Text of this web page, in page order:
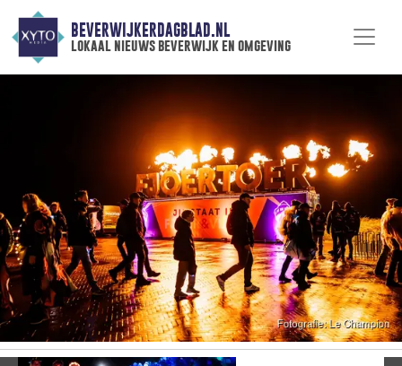
BEVERWIJKERDAGBLAD.NL
lokaal nieuws beverwijk en omgeving